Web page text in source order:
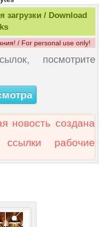
/ Download
/ For personal use only!
посмотрите
новость создана
рабочие